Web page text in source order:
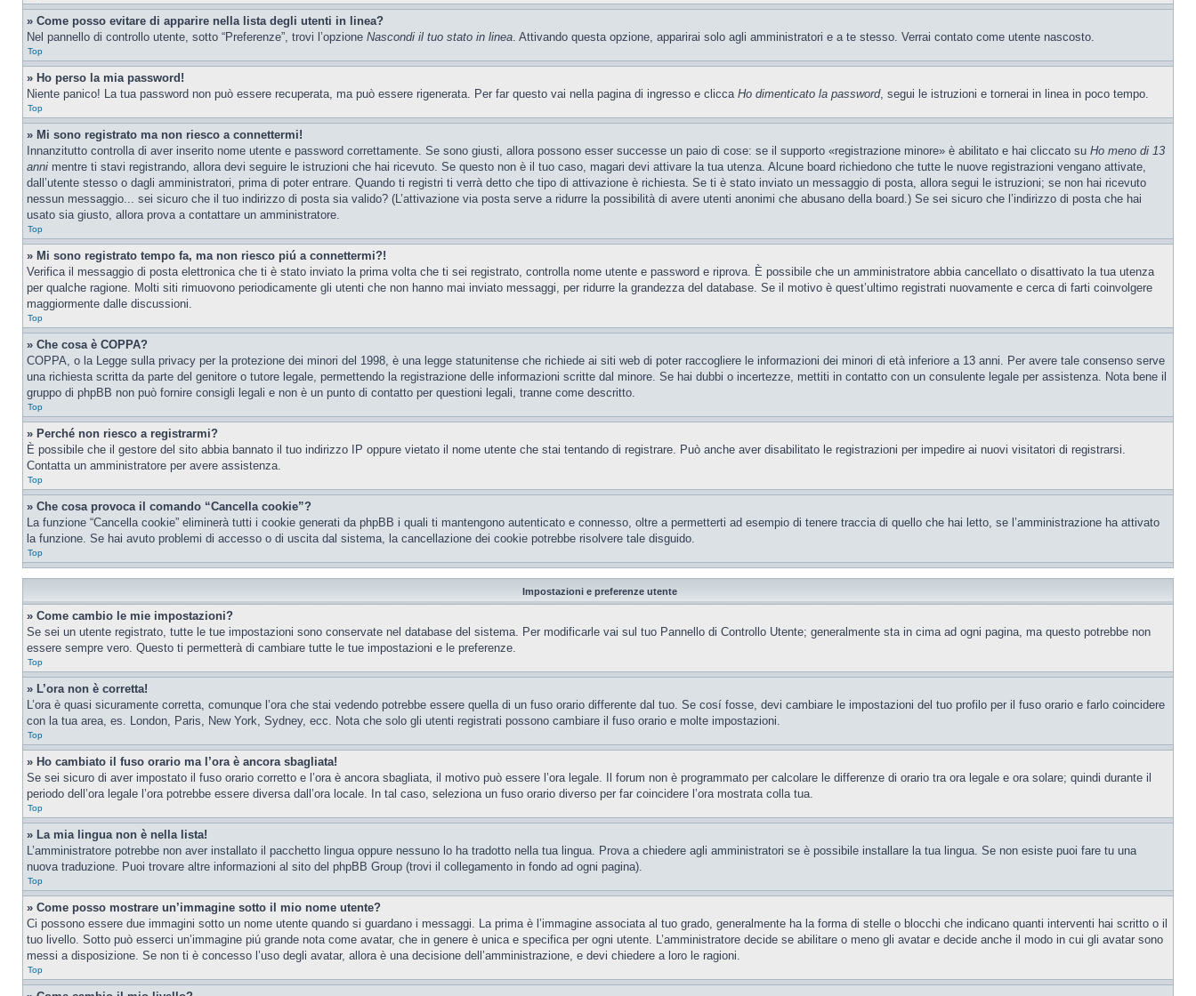
» Come posso evitare di apparire nella lista degli utenti in linea?
Nel pannello di controllo utente, sotto “Preferenze”, trovi l’opzione Nascondi il tuo stato in linea. Attivando questa opzione, apparirai solo agli amministratori e a te stesso. Verrai contato come utente nascosto.
Top
» Ho perso la mia password!
Niente panico! La tua password non può essere recuperata, ma può essere rigenerata. Per far questo vai nella pagina di ingresso e clicca Ho dimenticato la password, segui le istruzioni e tornerai in linea in poco tempo.
Top
» Mi sono registrato ma non riesco a connettermi!
Innanzitutto controlla di aver inserito nome utente e password correttamente. Se sono giusti, allora possono esser successe un paio di cose: se il supporto «registrazione minore» è abilitato e hai cliccato su Ho meno di 13
anni mentre ti stavi registrando, allora devi seguire le istruzioni che hai ricevuto. Se questo non è il tuo caso, magari devi attivare la tua utenza. Alcune board richiedono che tutte le nuove registrazioni vengano attivate,
dall’utente stesso o dagli amministratori, prima di poter entrare. Quando ti registri ti verrà detto che tipo di attivazione è richiesta. Se ti è stato inviato un messaggio di posta, allora segui le istruzioni; se non hai ricevuto
nessun messaggio... sei sicuro che il tuo indirizzo di posta sia valido? (L’attivazione via posta serve a ridurre la possibilità di avere utenti anonimi che abusano della board.) Se sei sicuro che l’indirizzo di posta che hai
usato sia giusto, allora prova a contattare un amministratore.
Top
» Mi sono registrato tempo fa, ma non riesco piú a connettermi?!
Verifica il messaggio di posta elettronica che ti è stato inviato la prima volta che ti sei registrato, controlla nome utente e password e riprova. È possibile che un amministratore abbia cancellato o disattivato la tua utenza
per qualche ragione. Molti siti rimuovono periodicamente gli utenti che non hanno mai inviato messaggi, per ridurre la grandezza del database. Se il motivo è quest’ultimo registrati nuovamente e cerca di farti coinvolgere
maggiormente dalle discussioni.
Top
» Che cosa è COPPA?
COPPA, o la Legge sulla privacy per la protezione dei minori del 1998, è una legge statunitense che richiede ai siti web di poter raccogliere le informazioni dei minori di età inferiore a 13 anni. Per avere tale consenso serve
una richiesta scritta da parte del genitore o tutore legale, permettendo la registrazione delle informazioni scritte dal minore. Se hai dubbi o incertezze, mettiti in contatto con un consulente legale per assistenza. Nota bene il
gruppo di phpBB non può fornire consigli legali e non è un punto di contatto per questioni legali, tranne come descritto.
Top
» Perché non riesco a registrarmi?
È possibile che il gestore del sito abbia bannato il tuo indirizzo IP oppure vietato il nome utente che stai tentando di registrare. Può anche aver disabilitato le registrazioni per impedire ai nuovi visitatori di registrarsi.
Contatta un amministratore per avere assistenza.
Top
» Che cosa provoca il comando “Cancella cookie”?
La funzione “Cancella cookie” eliminerà tutti i cookie generati da phpBB i quali ti mantengono autenticato e connesso, oltre a permetterti ad esempio di tenere traccia di quello che hai letto, se l’amministrazione ha attivato
la funzione. Se hai avuto problemi di accesso o di uscita dal sistema, la cancellazione dei cookie potrebbe risolvere tale disguido.
Top
Impostazioni e preferenze utente
» Come cambio le mie impostazioni?
Se sei un utente registrato, tutte le tue impostazioni sono conservate nel database del sistema. Per modificarle vai sul tuo Pannello di Controllo Utente; generalmente sta in cima ad ogni pagina, ma questo potrebbe non
essere sempre vero. Questo ti permetterà di cambiare tutte le tue impostazioni e le preferenze.
Top
» L’ora non è corretta!
L’ora è quasi sicuramente corretta, comunque l’ora che stai vedendo potrebbe essere quella di un fuso orario differente dal tuo. Se cosí fosse, devi cambiare le impostazioni del tuo profilo per il fuso orario e farlo coincidere
con la tua area, es. London, Paris, New York, Sydney, ecc. Nota che solo gli utenti registrati possono cambiare il fuso orario e molte impostazioni.
Top
» Ho cambiato il fuso orario ma l’ora è ancora sbagliata!
Se sei sicuro di aver impostato il fuso orario corretto e l’ora è ancora sbagliata, il motivo può essere l’ora legale. Il forum non è programmato per calcolare le differenze di orario tra ora legale e ora solare; quindi durante il
periodo dell’ora legale l’ora potrebbe essere diversa dall’ora locale. In tal caso, seleziona un fuso orario diverso per far coincidere l’ora mostrata colla tua.
Top
» La mia lingua non è nella lista!
L’amministratore potrebbe non aver installato il pacchetto lingua oppure nessuno lo ha tradotto nella tua lingua. Prova a chiedere agli amministratori se è possibile installare la tua lingua. Se non esiste puoi fare tu una
nuova traduzione. Puoi trovare altre informazioni al sito del phpBB Group (trovi il collegamento in fondo ad ogni pagina).
Top
» Come posso mostrare un’immagine sotto il mio nome utente?
Ci possono essere due immagini sotto un nome utente quando si guardano i messaggi. La prima è l’immagine associata al tuo grado, generalmente ha la forma di stelle o blocchi che indicano quanti interventi hai scritto o il
tuo livello. Sotto può esserci un’immagine piú grande nota come avatar, che in genere è unica e specifica per ogni utente. L’amministratore decide se abilitare o meno gli avatar e decide anche il modo in cui gli avatar sono
messi a disposizione. Se non ti è concesso l’uso degli avatar, allora è una decisione dell’amministrazione, e devi chiedere a loro le ragioni.
Top